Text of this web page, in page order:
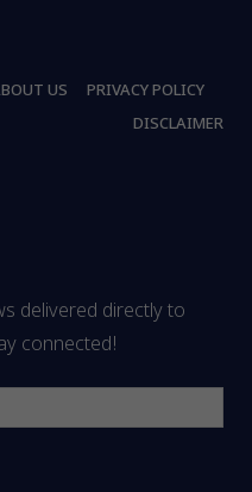
US
PRIVACY POLICY
DISCLAIMER
delivered directly to
connected!